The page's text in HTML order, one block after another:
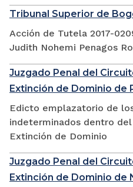
Tribunal Superior de
Acción de Tutela 2017-
Judith Nohemi Penagos
Juzgado Penal del
Extinción de Dominio de
Edicto emplazatorio de
indeterminados dentro
Extinción de Dominio
Juzgado Penal del
Extinción de Dominio de